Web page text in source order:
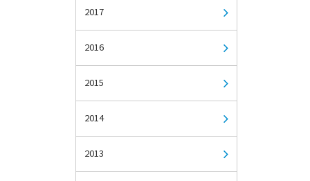
2017
2016
2015
2014
2013